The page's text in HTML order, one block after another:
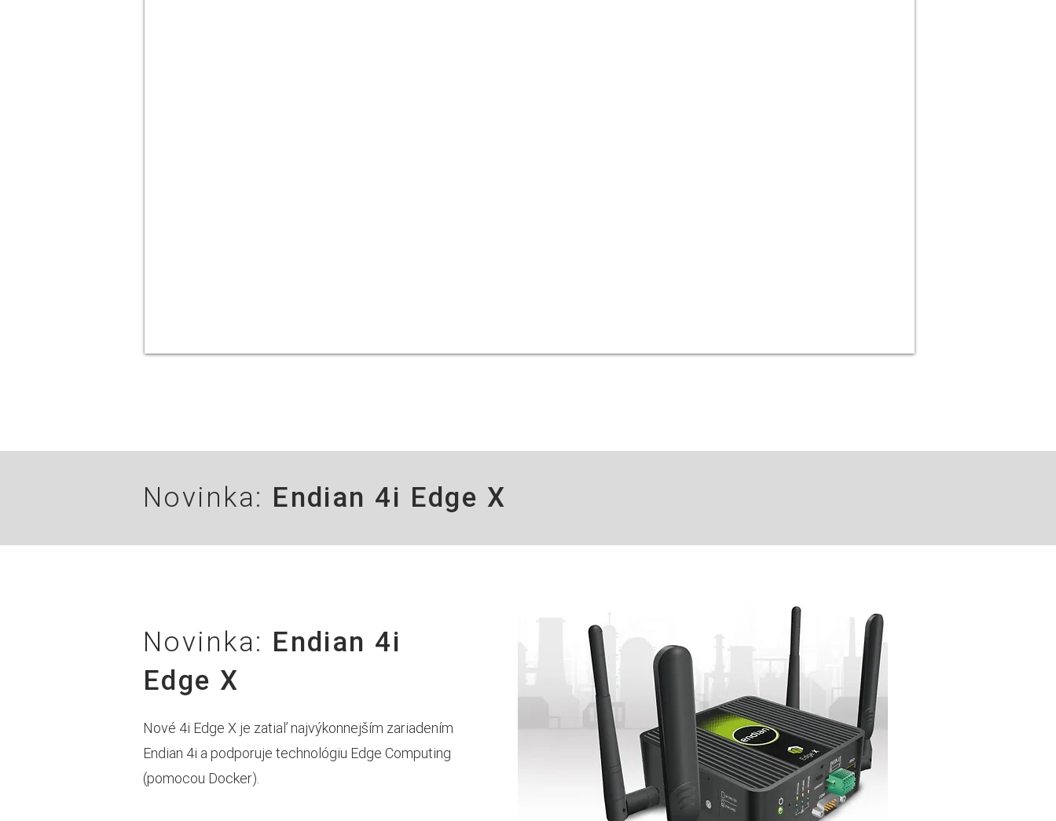
Novinka: Endian 4i Edge X
Novinka: Endian 4i
Edge X
Nové 4i Edge X je zatiaľ najvýkonnejším zariadením
Endian 4i a podporuje technológiu Edge Computing
(pomocou Docker).